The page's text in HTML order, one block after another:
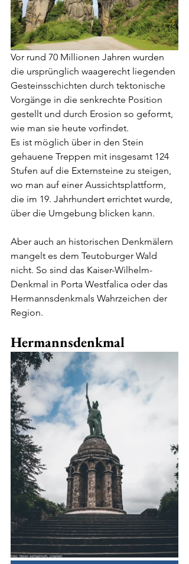
Vor rund 70 Millionen Jahren wurden
die ursprünglich waagerecht liegenden
Gesteinsschichten durch tektonische
Vorgänge in die senkrechte Position
gestellt und durch Erosion so geformt,
wie man sie heute vorfindet.
Es ist möglich über in den Stein
gehauene Treppen mit insgesamt 124
Stufen auf die Externsteine zu steigen,
wo man auf einer Aussichtsplattform,
die im 19. Jahrhundert errichtet wurde,
über die Umgebung blicken kann.
Aber auch an historischen Denkmälern
mangelt es dem Teutoburger Wald
nicht. So sind das Kaiser-Wilhelm-
Denkmal in Porta Westfalica oder das
Hermannsdenkmals Wahrzeichen der
Region.
Hermannsdenkmal